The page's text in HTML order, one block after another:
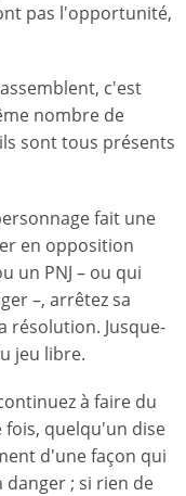
pas l'opportunité,
c'est
nombre de
sont tous présents
fait une
en opposition
un PNJ – ou qui
–, arrêtez sa
résolution. Jusque-
jeu libre.
à faire du
fois, quelqu'un dise
d'une façon qui
; si rien de